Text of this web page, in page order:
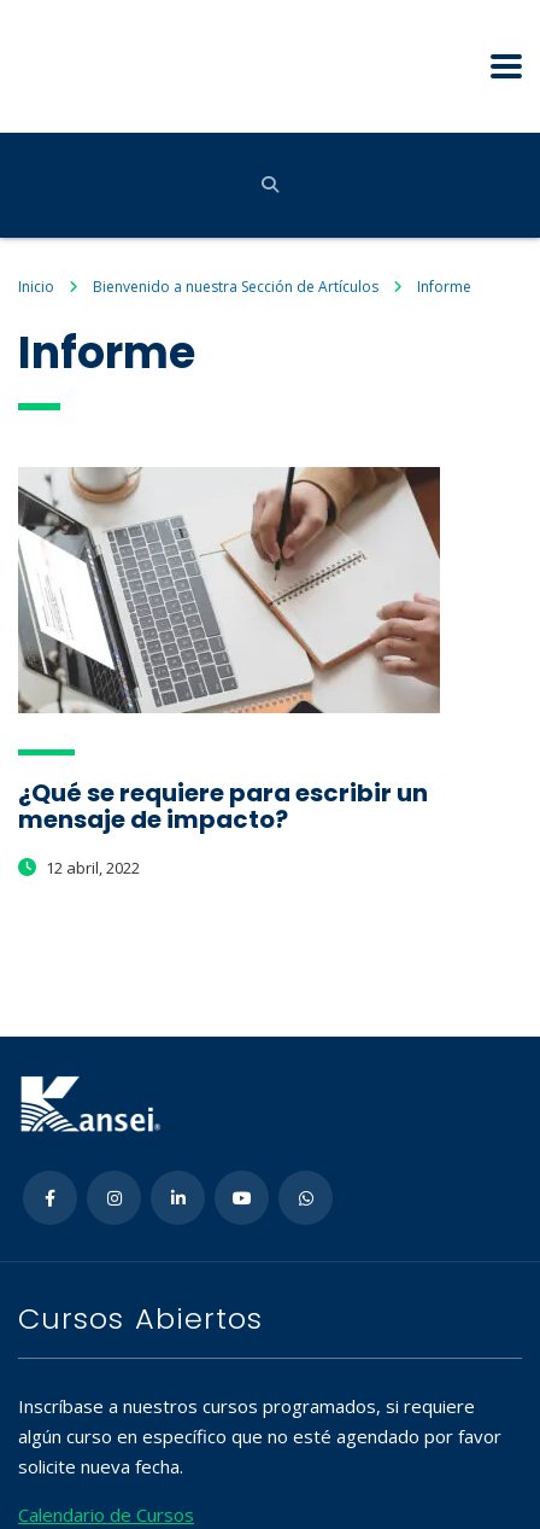
Inicio Bienvenido a nuestra Sección de Artículos Informe
Informe
¿Qué se requiere para escribir un
mensaje de impacto?
12 abril, 2022
Cursos Abiertos
Inscríbase a nuestros cursos programados, si requiere
algún curso en específico que no esté agendado por favor
solicite nueva fecha.
Calendario de Cursos